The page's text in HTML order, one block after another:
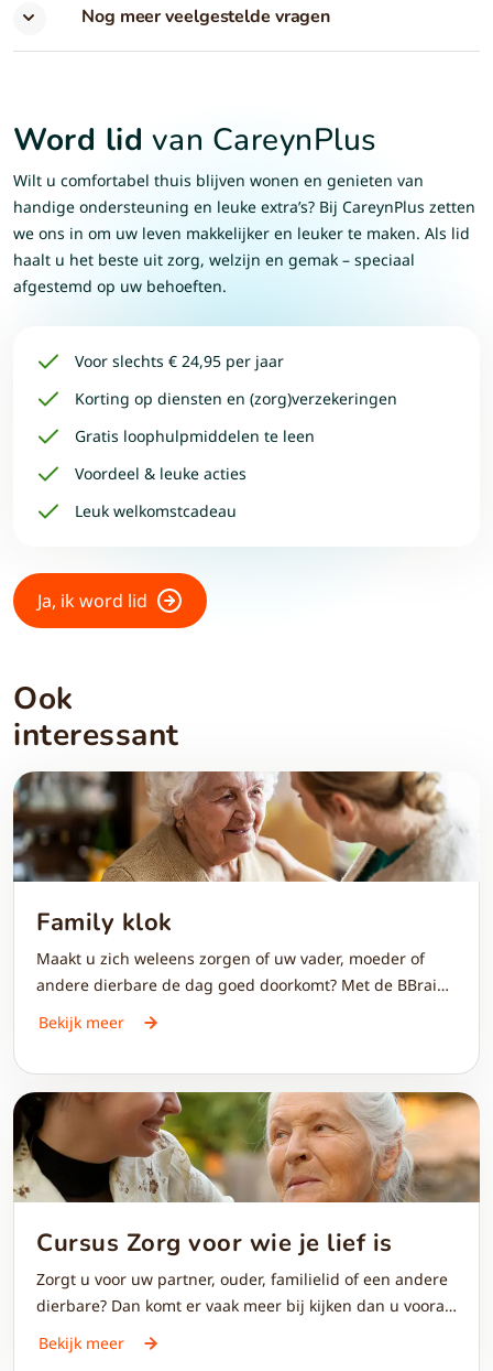
Nog meer veelgestelde vragen
Word lid van CareynPlus
Wilt u comfortabel thuis blijven wonen en genieten van
handige ondersteuning en leuke extra’s? Bij CareynPlus zetten
we ons in om uw leven makkelijker en leuker te maken. Als lid
haalt u het beste uit zorg, welzijn en gemak – speciaal
afgestemd op uw behoeften.
Voor slechts € 24,95 per jaar
Korting op diensten en (zorg)verzekeringen
Gratis loophulpmiddelen te leen
Voordeel & leuke acties
Leuk welkomstcadeau
Ja, ik word lid
Ook
interessant
Family klok
Maakt u zich weleens zorgen of uw vader, moeder of
andere dierbare de dag goed doorkomt? Met de BBrain
Family klok blijft u eenvoudig betrokken bij het dagelijks
leven van iemand met dementie of
duidelijke ondersteuning bij tijd en structuur, maar
helpt ook om contact te onderhouden.
Bekijk meer
Cursus Zorg voor wie je lief is
Zorgt u voor uw partner, ouder, familielid of een andere
dierbare? Dan komt er vaak meer bij kijken dan u vooraf
denkt. Van persoonlijke verzorging tot veilig helpen bij
verplaatsen of omgaan met medicijnen. Dan is soms nét
Bekijk meer